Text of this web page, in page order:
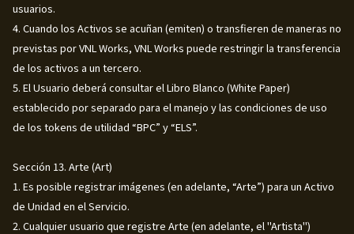
usuarios.
4. Cuando los Activos se acuñan (emiten) o transfieren de maneras no
previstas por VNL Works, VNL Works puede restringir la transferencia
de los activos a un tercero.
5. El Usuario deberá consultar el Libro Blanco (White Paper)
establecido por separado para el manejo y las condiciones de uso
de los tokens de utilidad “BPC” y “ELS”.
Sección 13. Arte (Art)
1. Es posible registrar imágenes (en adelante, “Arte”) para un Activo
de Unidad en el Servicio.
2. Cualquier usuario que registre Arte (en adelante, el "Artista")